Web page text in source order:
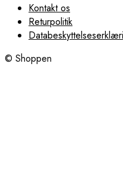
Kontakt os
Returpolitik
© Shoppen